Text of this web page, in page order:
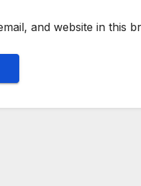
and website in this